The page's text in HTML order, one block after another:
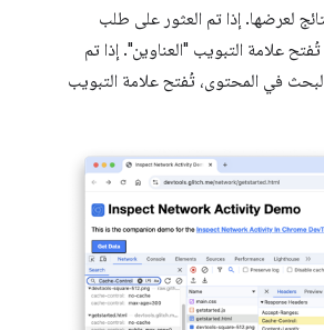
لعرضها. إذا تم العثور على طلب
علامة التبويب "العناوين". إذا تم
في المحتوى، تُفتح علامة التبويب